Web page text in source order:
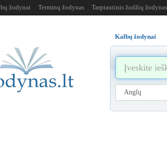
žodynai Terminų žodynas Tarptautinis žodžių žodynas
Kalbų žodynai